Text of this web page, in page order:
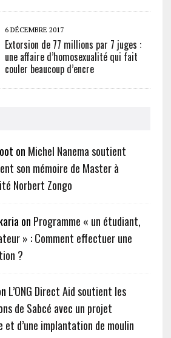
6 DÉCEMBRE 2017
Extorsion de 77 millions par 7 juges :
une affaire d’homosexualité qui fait
couler beaucoup d’encre
on Michel Nanema soutient
son mémoire de Master à
Norbert Zongo
on Programme « un étudiant,
» : Comment effectuer une
?
L’ONG Direct Aid soutient les
de Sabcé avec un projet
et d’une implantation de moulin